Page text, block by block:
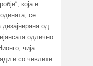
која е
се
дизајнирана од
одлично
чија
и со чевлите